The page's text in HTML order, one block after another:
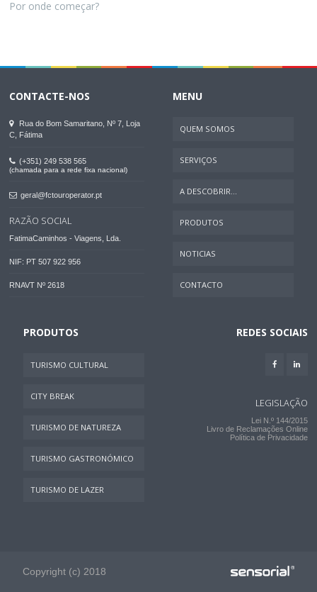
Por onde começar?
CONTACTE-NOS
Rua do Bom Samaritano, Nº 7, Loja
C, Fátima
(+351) 249 538 565
(chamada para a rede fixa nacional)
geral@fctouroperator.pt
RAZÃO SOCIAL
FatimaCaminhos - Viagens, Lda.
NIF: PT 507 922 956
RNAVT Nº 2618
MENU
QUEM SOMOS
SERVIÇOS
A DESCOBRIR...
PRODUTOS
NOTICIAS
CONTACTO
PRODUTOS
TURISMO CULTURAL
CITY BREAK
TURISMO DE NATUREZA
TURISMO GASTRONÓMICO
TURISMO DE LAZER
REDES SOCIAIS
LEGISLAÇÃO
Lei N.º 144/2015
Livro de Reclamações Online
Política de Privacidade
Copyright (c) 2018